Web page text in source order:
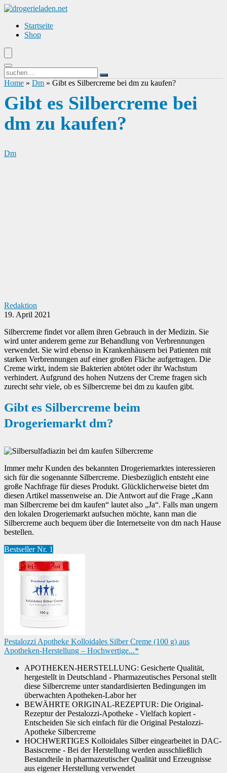
Startseite
Shop
Home » Dm » Gibt es Silbercreme bei dm zu kaufen?
Gibt es Silbercreme bei
dm zu kaufen?
Dm
Redaktion
19. April 2021
Silbercreme findet vor allem ihren Gebrauch in der Medizin. Sie
wird unter anderem gerne zur Behandlung von Verbrennungen
verwendet. Sie wird ebenso in Krankenhäusern bei Patienten mit
starken Verbrennungen auf einer großen Fläche aufgetragen. Die
Creme wirkt, indem sie Bakterien abtötet oder ihr Wachstum
verhindert. Aufgrund des hohen Nutzens der Creme fragen sich
zurecht sehr viele, ob es Silbercreme bei dm zu kaufen gibt.
Gibt es Silbercreme beim
Drogeriemarkt dm?
Immer mehr Kunden des bekannten Drogeriemarktes interessieren
sich für die sogenannte Silbercreme. Diesbezüglich entsteht eine
große Nachfrage für dieses Produkt. Glücklicherweise bietet dm
diesen Artikel massenweise an. Die Antwort auf die Frage „Kann
man Silbercreme bei dm kaufen“ lautet also „Ja“. Falls man ungern
den lokalen Drogeriemarkt aufsuchen möchte, kann man die
Silbercreme auch bequem über die Internetseite von dm nach Hause
bestellen.
Bestseller Nr. 1
Pestalozzi Apotheke Kolloidales Silber Creme (100 g) aus
Apotheken-Herstellung – Hochwertige...*
APOTHEKEN-HERSTELLUNG: Gesicherte Qualität,
hergestellt in Deutschland - Pharmazeutisches Personal stellt
diese Silbercreme unter standardisierten Bedingungen im
überwachten Apotheken-Labor her
BEWÄHRTE ORIGINAL-REZEPTUR: Die Original-
Rezeptur der Pestalozzi-Apotheke - Vielfach kopiert -
Entscheiden Sie sich einfach für die Original Pestalozzi-
Apotheke Silbercreme
HOCHWERTIGES Kolloidales Silber eingearbeitet in DAC-
Basiscreme - Bei der Herstellung werden ausschließlich
Bestandteile in pharmazeutischer Qualität und Erzeugnisse
aus eigener Herstellung verwendet